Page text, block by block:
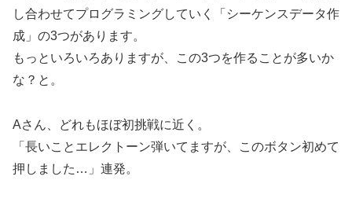
し合わせてプログラミングしていく「シーケンスデータ作
成」の3つがあります。
もっといろいろありますが、この3つを作ることが多いか
な？と。
Aさん、どれもほぼ初挑戦に近く。
「長いことエレクトーン弾いてますが、このボタン初めて
押しました…」連発。